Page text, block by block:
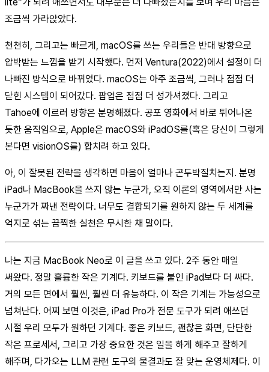
조금씩 가라앉았다.
천천히, 그리고는 빠르게, macOS를 쓰는 우리들은 반대 방향으로
압박받는 느낌을 받기 시작했다. 먼저 Ventura(2022)에서 설정이 더
나빠진 방식으로 바뀌었다. macOS는 아주 조금씩, 그러나 점점 더
닫힌 시스템이 되어갔다. 팝업은 점점 더 성가셔졌다. 그리고
Tahoe에 이르러 방향은 분명해졌다. 공포 영화에서 바로 튀어나온
듯한 움직임으로, Apple은 macOS와 iPadOS를(혹은 당신이 그렇게
본다면 visionOS를) 합치려 하고 있다.
아, 이 잘못된 전략을 생각하면 마음이 얼마나 곤두박질치는지. 분명
iPad나 MacBook을 쓰지 않는 누군가, 오직 이론의 영역에서만 사는
누군가가 짜낸 전략이다. 너무도 결합되기를 원하지 않는 두 세계를
억지로 섞는 끔찍한 실천은 무시한 채 말이다.
나는 지금 MacBook Neo로 이 글을 쓰고 있다. 2주 동안 매일
써왔다. 정말 훌륭한 작은 기계다. 키보드를 붙인 iPad보다 더 싸다.
거의 모든 면에서 훨씬, 훨씬 더 유능하다. 이 작은 기계는 가능성으로
넘쳐난다. 어찌 보면 이것은, iPad Pro가 전문 도구가 되려 애쓰던
시절 우리 모두가 원하던 기계다. 좋은 키보드, 괜찮은 화면, 단단한
작은 프로세서, 그리고 가장 중요한 것은 일을 하게 해주고 잘하게
해주며, 다가오는 LLM 관련 도구의 물결과도 잘 맞는 운영체제다. 이